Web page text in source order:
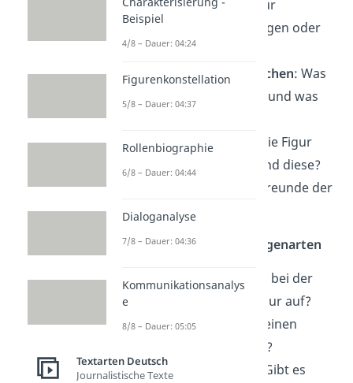
Ängste: Hat die Figur
Befürchtungen, Sorgen oder
sogar Ängste?
Stärken und Schwächen: Was
fällt der Figur leicht und was
Beziehungen
: Hat die Figur
Freunde und wer sind diese?
Was bedeuten die Freunde der
Figur?
Besonderheiten und Eigenarten
Sprache: Fällt etwas bei der
Sprechweise der Figur auf?
Stottert sie, hat sie einen
Dialekt oder Akzent?
Mimik und Gestik
: Gibt es
Beispiel
4/8 – Dauer: 04:24
Figurenkonstellation
5/8 – Dauer: 04:37
Rollenbiographie
6/8 – Dauer: 04:44
Dialoganalyse
7/8 – Dauer: 04:36
Kommunikationsanalys
e
8/8 – Dauer: 05:05
Textarten Deutsch
Journalistische Texte